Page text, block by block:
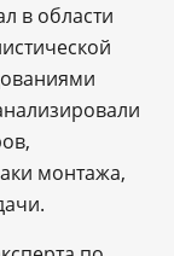
в области
монтажа,